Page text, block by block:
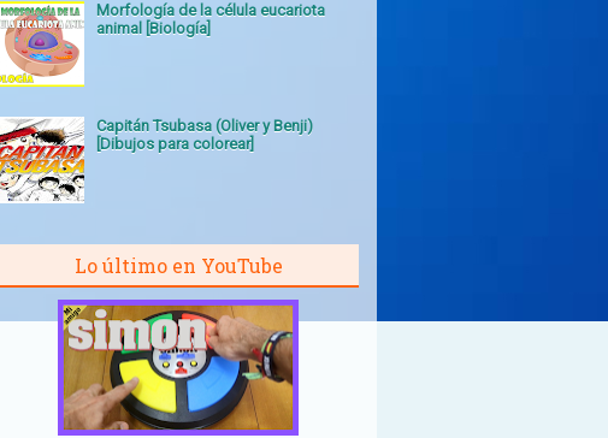
Morfología de la célula eucariota
animal [Biología]
Capitán Tsubasa (Oliver y Benji)
[Dibujos para colorear]
Lo último en YouTube